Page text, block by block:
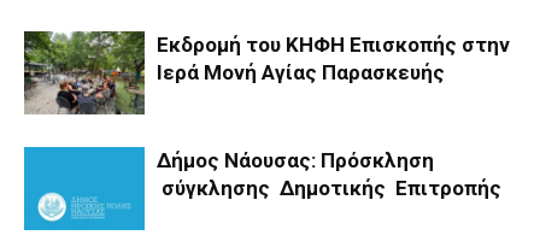
Εκδρομή του ΚΗΦΗ Επισκοπής στην
Ιερά Μονή Αγίας Παρασκευής
Δήμος Νάουσας: Πρόσκληση
σύγκλησης Δημοτικής Επιτροπής